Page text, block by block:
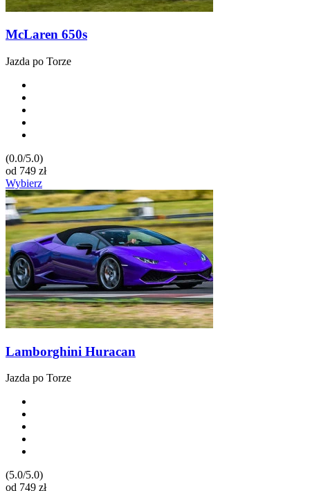
McLaren 650s
Jazda po Torze
(0.0/5.0)
od 749 zł
Wybierz
Lamborghini Huracan
Jazda po Torze
(5.0/5.0)
od 749 zł